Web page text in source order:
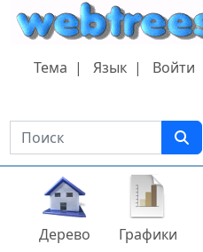
Перейти к содержанию
Поиск
Тема Язык Войти
Дерево Графики